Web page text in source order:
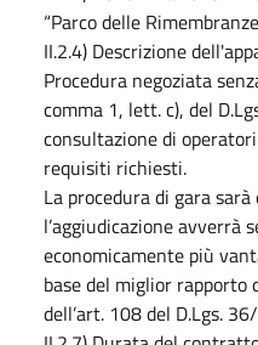
“Parco delle
II.2.4) Descrizione
Procedura negoziata
comma 1, lett. c), del
consultazione di
requisiti richiesti.
La procedura di gara
l’aggiudicazione avverrà
economicamente più
base del miglior rapporto
dell’art. 108 del D.Lgs.